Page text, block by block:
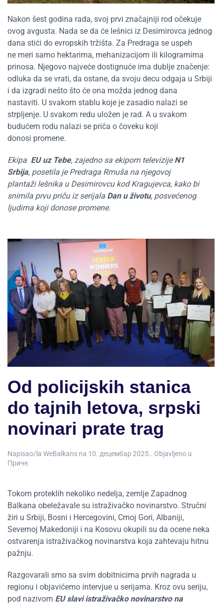
Nakon šest godina rada, svoj prvi značajniji rod očekuje
ovog avgusta. Nada se da će lešnici iz Desimirovca jednog
dana stići do evropskih tržišta. Za Predraga se uspeh
ne meri samo hektarima, mehanizacijom ili kilogramima
prinosa. Njegovo najveće dostignuće ima dublje značenje:
odluka da se vrati, da ostane, da svoju decu odgaja u Srbiji
i da izgradi nešto što će ona možda jednog dana
nastaviti. U svakom stablu koje je zasadio nalazi se
strpljenje. U svakom redu uložen je rad. A u svakom
budućem rodu nalazi se priča o čoveku koji
donosi promene.
Ekipa EU uz Tebe, zajedno sa ekipom televizijeN1
Srbija, posetila je Predraga Rmuša na njegovoj
plantaži lešnika u Desimirovcu kod Kragujevca, kako bi
snimila prvu priču iz serijala Dan u životu, posvećenog
ljudima koji donose promene.
Od policijskih stanica
do tajnih letova, srpski
novinari prate trag
Napisao/la WeBalkans na 10. децембар 2025.. Objavljeno u
Приче.
Tokom proteklih nekoliko nedelja, zemlje Zapadnog
Balkana obeležavale su istraživačko novinarstvo. Stručni
žiri u Srbiji, Bosni i Hercegovini, Crnoj Gori, Albaniji,
Severnoj Makedoniji i na Kosovu okupili su da ocene neka
ostvarenja istraživačkog novinarstva koja zahtevaju hitnu
pažnju.
Razgovarali smo sa svim dobitnicima prvih nagrada u
regionu i objavićemo intervjue u serijama. Kroz ovu seriju,
pod nazivom EU slavi istraživačko novinarstvo na